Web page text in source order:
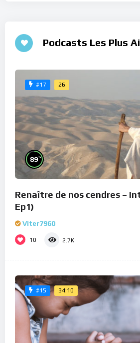
Podcasts Les Plus
#17 26
89%
Renaître de nos cendres –
Ep1)
Viter7960
10 2.7K
#15 34:10